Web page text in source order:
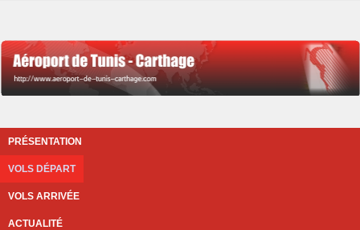
PRÉSENTATION
VOLS DÉPART
VOLS ARRIVÉE
ACTUALITÉ